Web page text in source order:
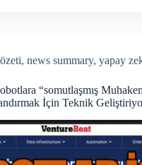
, news summary, yapay
“somutlaşmış
İçin Teknik